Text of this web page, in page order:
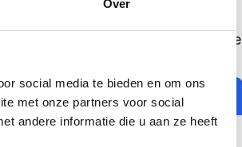
Over
social media te bieden en om ons
met onze partners voor social
andere informatie die u aan ze heeft
van een deskundige gids een
in het restaurant kunnen jullie
we weer huiswaarts.